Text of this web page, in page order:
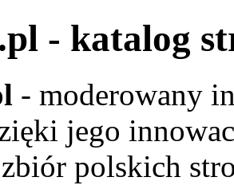
- katalog
- moderowany
jego
polskich